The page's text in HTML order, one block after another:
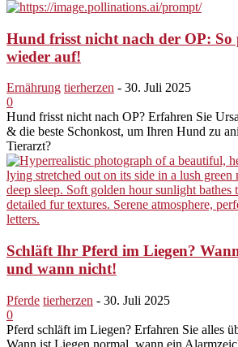
Hund frisst nicht nach der OP: So
wieder auf!
Ernährung tierherzen - 30. Juli 2025
0
Hund frisst nicht nach OP? Erfahren Sie
& die beste Schonkost, um Ihren Hund zu
Tierarzt?
Schläft Ihr Pferd im Liegen?
und wann nicht!
Pferde tierherzen - 30. Juli 2025
0
Pferd schläft im Liegen? Erfahren Sie alles
Wann ist Liegen normal, wann ein